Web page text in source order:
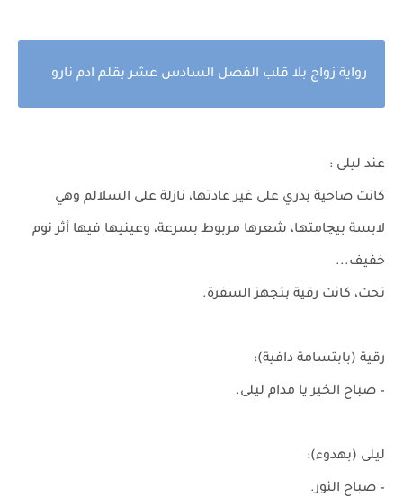
رواية زواج بلا قلب الفصل السادس عشر بقلم ادم نارو
عند ليلى :
كانت صاحية بدري على غير عادتها، نازلة على السلالم وهي
لابسة بيچامتها، شعرها مربوط بسرعة، وعينيها فيها أثر نوم
خفيف...
تحت، كانت رقية بتجهز السفرة.
رقية (بابتسامة دافية):
– صباح الخير يا مدام ليلى.
ليلى (بهدوء):
– صباح النور.